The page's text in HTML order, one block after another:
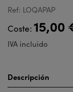
Ref: LOQAPAP
Coste: 15,00
IVA incluido
Descripción